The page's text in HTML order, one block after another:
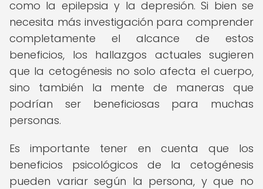
como la epilepsia y la depresión. Si bien se
necesita más investigación para comprender
completamente el alcance de estos
beneficios, los hallazgos actuales sugieren
que la cetogénesis no solo afecta el cuerpo,
sino también la mente de maneras que
podrían ser beneficiosas para muchas
personas.
Es importante tener en cuenta que los
beneficios psicológicos de la cetogénesis
pueden variar según la persona, y que no